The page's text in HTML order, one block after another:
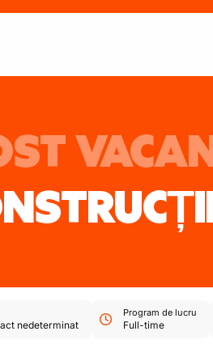
nedeterminat
Program de lucru
Full-time